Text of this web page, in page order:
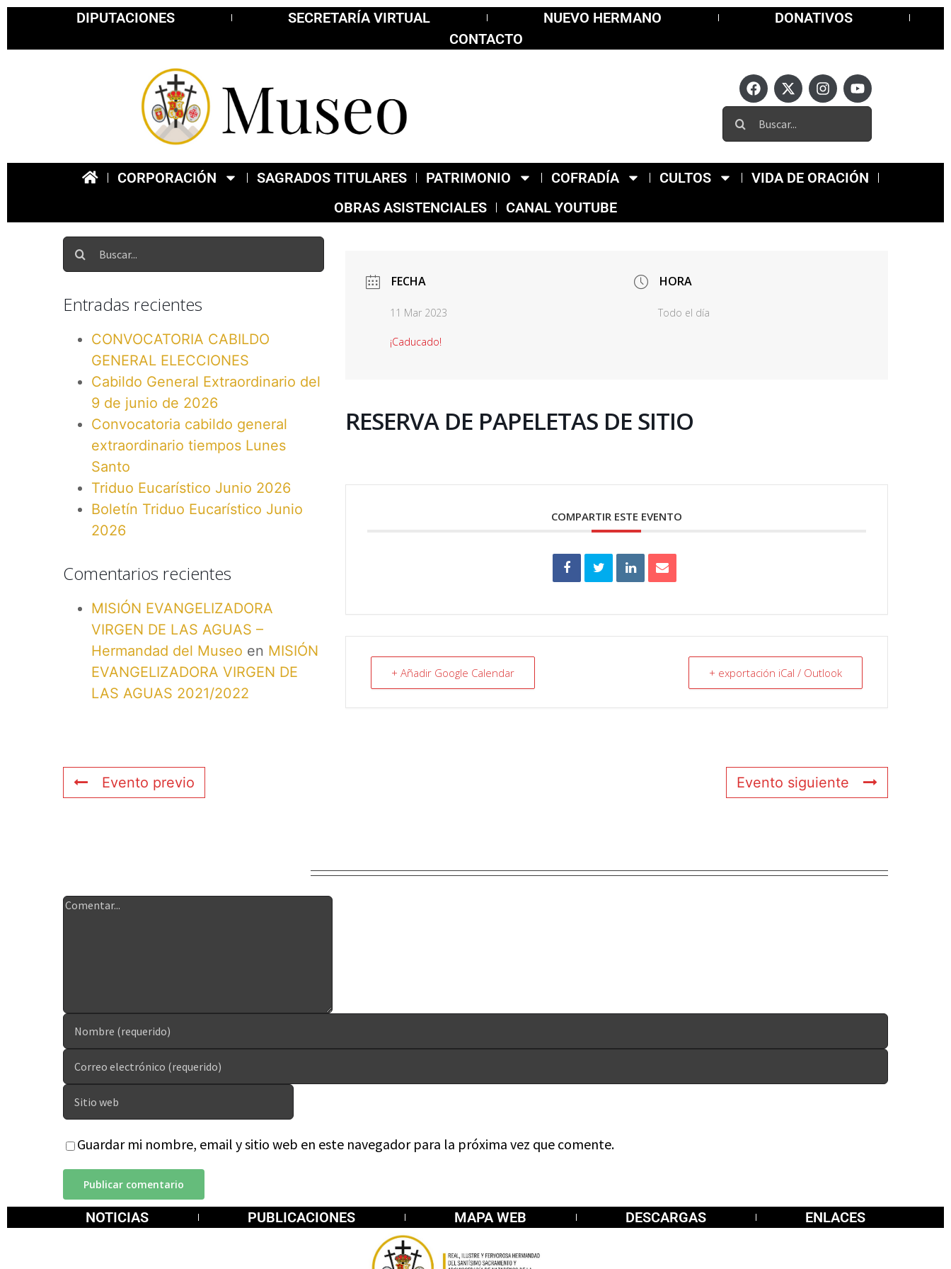
DIPUTACIONES SECRETARÍA VIRTUAL NUEVO HERMANO
DONATIVOS
CONTACTO
CORPORACIÓN SAGRADOS TITULARES PATRIMONIO COFRADÍA CULTOS
VIDA DE ORACIÓN
OBRAS ASISTENCIALES
CANAL YOUTUBE
Entradas recientes
CONVOCATORIA CABILDO
GENERAL ELECCIONES
Cabildo General Extraordinario del
9 de junio de 2026
Convocatoria cabildo general
extraordinario tiempos Lunes
Santo
Triduo Eucarístico Junio 2026
Boletín Triduo Eucarístico Junio
2026
Comentarios recientes
MISIÓN EVANGELIZADORA
VIRGEN DE LAS AGUAS –
Hermandad del Museo en MISIÓN
EVANGELIZADORA VIRGEN DE
LAS AGUAS 2021/2022
FECHA
11 Mar 2023
¡Caducado!
HORA
Todo el día
RESERVA DE PAPELETAS DE SITIO
COMPARTIR ESTE EVENTO
+ Añadir Google Calendar + exportación iCal / Outlook
Evento previo Evento siguiente
Guardar mi nombre, email y sitio web en este navegador para la próxima vez que comente.
NOTICIAS PUBLICACIONES MAPA WEB DESCARGAS ENLACES